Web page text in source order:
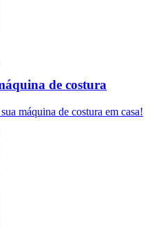
de costura
máquina de costura em casa!